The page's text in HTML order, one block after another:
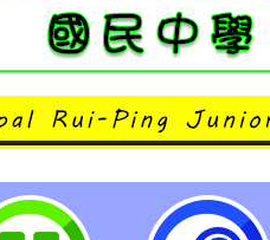
導短影片-桃園